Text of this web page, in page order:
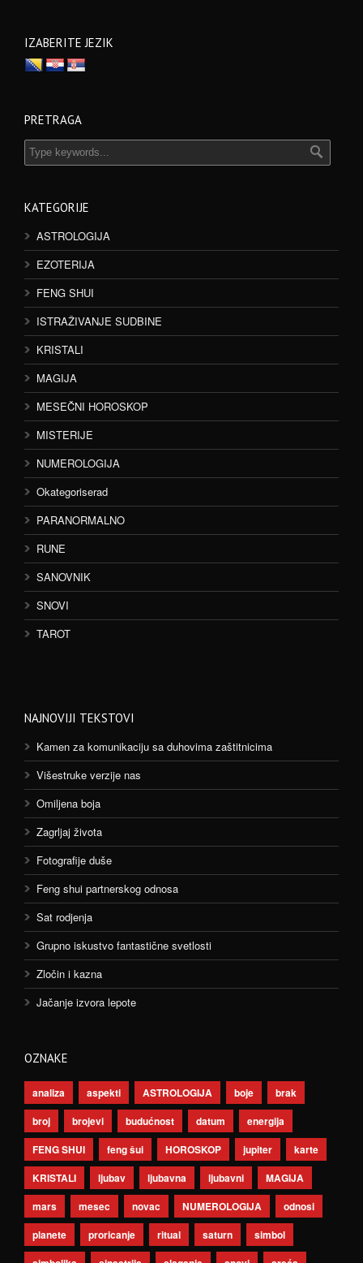
IZABERITE JEZIK
PRETRAGA
KATEGORIJE
ASTROLOGIJA
EZOTERIJA
FENG SHUI
ISTRAŽIVANJE SUDBINE
KRISTALI
MAGIJA
MESEČNI HOROSKOP
MISTERIJE
NUMEROLOGIJA
Okategoriserad
PARANORMALNO
RUNE
SANOVNIK
SNOVI
TAROT
NAJNOVIJI TEKSTOVI
Kamen za komunikaciju sa duhovima zaštitnicima
Višestruke verzije nas
Omiljena boja
Zagrljaj života
Fotografije duše
Feng shui partnerskog odnosa
Sat rodjenja
Grupno iskustvo fantastične svetlosti
Zločin i kazna
Jačanje izvora lepote
OZNAKE
analiza aspekti ASTROLOGIJA boje
brak
broj
brojevi budućnost datum
energija
FENG SHUI
feng šui HOROSKOP jupiter
karte
KRISTALI
ljubav ljubavna ljubavni
MAGIJA
mars
mesec novac NUMEROLOGIJA
odnosi
planete
proricanje ritual saturn
simbol